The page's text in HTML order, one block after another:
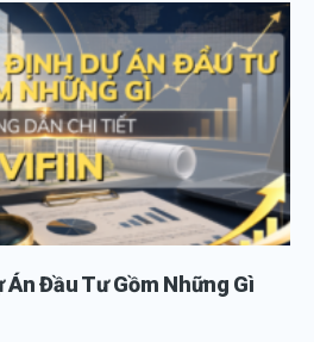
Án Đầu Tư Gồm Những Gì